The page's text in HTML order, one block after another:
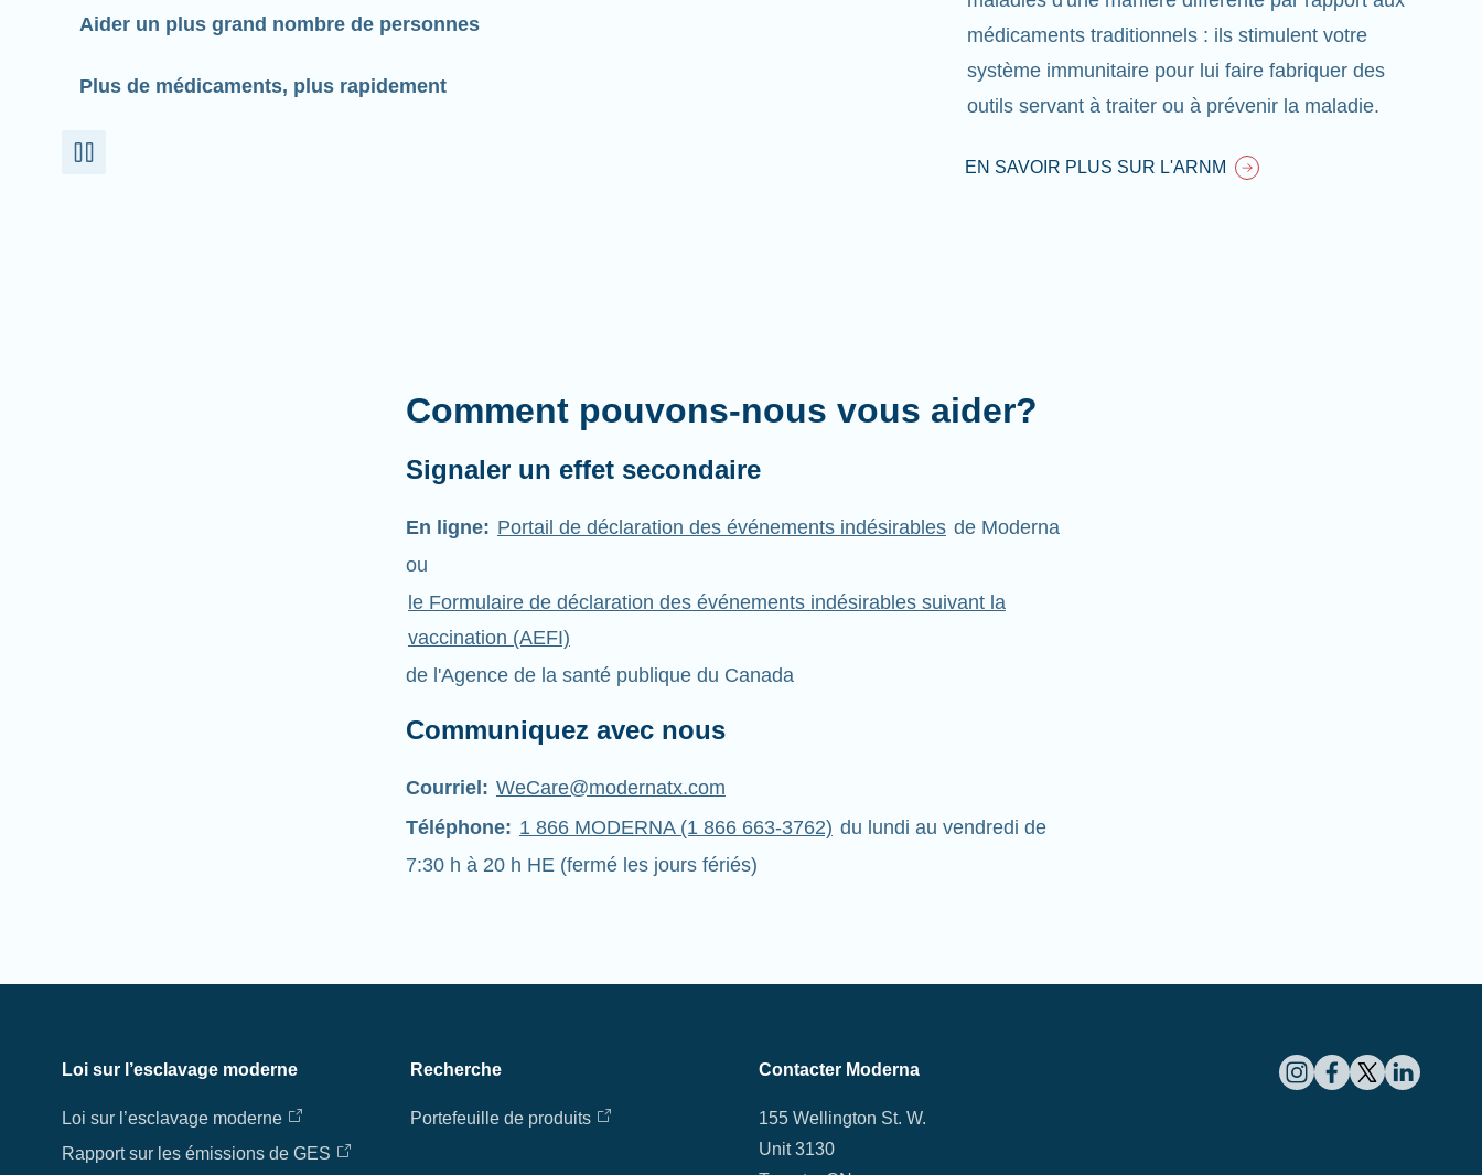
Aider un plus grand nombre de personnes
Plus de médicaments, plus rapidement
médicaments traditionnels : ils stimulent votre
système immunitaire pour lui faire fabriquer des
outils servant à traiter ou à prévenir la maladie.
EN SAVOIR PLUS SUR L'ARNM
Comment pouvons-nous vous aider?
Signaler un effet secondaire
En ligne: Portail de déclaration des événements indésirables de Moderna
ou
le Formulaire de déclaration des événements indésirables suivant la
vaccination (AEFI)
de l'Agence de la santé publique du Canada
Communiquez avec nous
Courriel: WeCare@modernatx.com
Téléphone: 1 866 MODERNA (1 866 663-3762) du lundi au vendredi de
7:30 h à 20 h HE (fermé les jours fériés)
Loi sur l’esclavage moderne
Loi sur l’esclavage moderne
Rapport sur les émissions de GES
Recherche
Portefeuille de produits
Contacter Moderna
155 Wellington St. W.
Unit 3130